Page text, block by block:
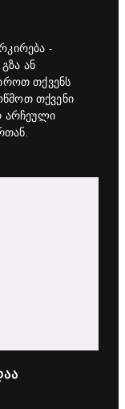
-
ან
თქვენს
თქვენი
არჩეული